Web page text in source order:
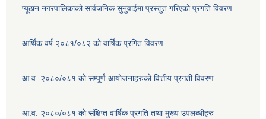
प्यूठान नगरपालिकाको सार्वजनिक सुनुवाईमा प्रस्तुत गरिएको प्रगति विवरण
आर्थिक वर्ष २०८१/०८२ को वार्षिक प्रगित विवरण
आ.व. २०८०/०८१ को सम्पू्र्ण आयोजनाहरुको वित्तीय प्रगती विवरण
आ.व. २०८०/०८१ को संक्षिप्त वार्षिक प्रगति तथा मुख्य उपलब्धीहरु